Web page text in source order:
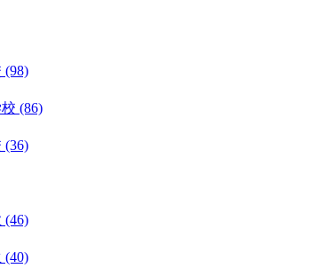
(98)
(86)
(36)
(46)
(40)